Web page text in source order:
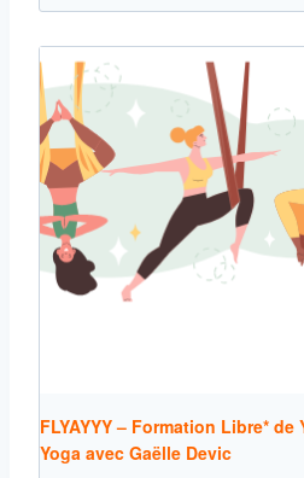
FLYAYYY – Formation Libre* de
Yoga avec Gaëlle Devic